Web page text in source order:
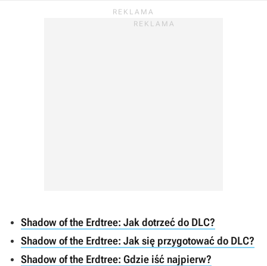
Shadow of the Erdtree: Jak dotrzeć do DLC?
Shadow of the Erdtree: Jak się przygotować do DLC?
Shadow of the Erdtree: Gdzie iść najpierw?